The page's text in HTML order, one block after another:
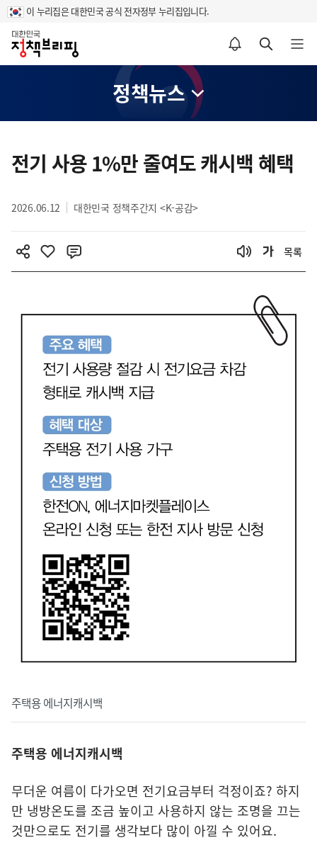
이 누리집은 대한민국 공식 전자정부 누리집입니다.
홈
알림설정 바로가기 검색 바로가기 메뉴 열기
정책뉴스
텐
츠
역
전기 사용 1%만 줄여도 캐시백 혜택
2026.06.12 대한민국 정책주간지 <K-공감>
목록
주택용 에너지캐시백
주택용 에너지캐시백
무더운 여름이 다가오면 전기요금부터 걱정이죠? 하지
만 냉방온도를 조금 높이고 사용하지 않는 조명을 끄는
것만으로도 전기를 생각보다 많이 아낄 수 있어요.